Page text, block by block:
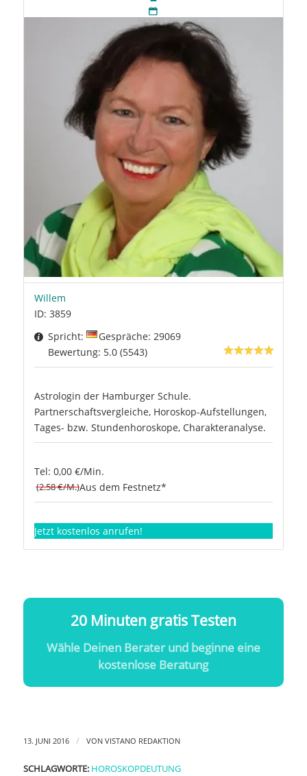
Willem
ID: 3859
Spricht:
Gespräche: 29069
Bewertung: 5.0 (5543)
Astrologin der Hamburger Schule.
Partnerschaftsvergleiche, Horoskop-Aufstellungen,
Tages- bzw. Stundenhoroskope, Charakteranalyse.
Tel: 0,00 €/Min.
(2.58 €/M.)Aus dem Festnetz*
Jetzt kostenlos anrufen!
20 Minuten gratis Testen
Wähle Deinen Berater und beginne eine
kostenlose Beratung
13. JUNI 2016 / VON VISTANO REDAKTION
SCHLAGWORTE: HOROSKOPDEUTUNG